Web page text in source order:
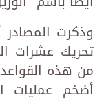
وذكرت المصادر
تحريك عشرات
من هذه
أضخم عمليات